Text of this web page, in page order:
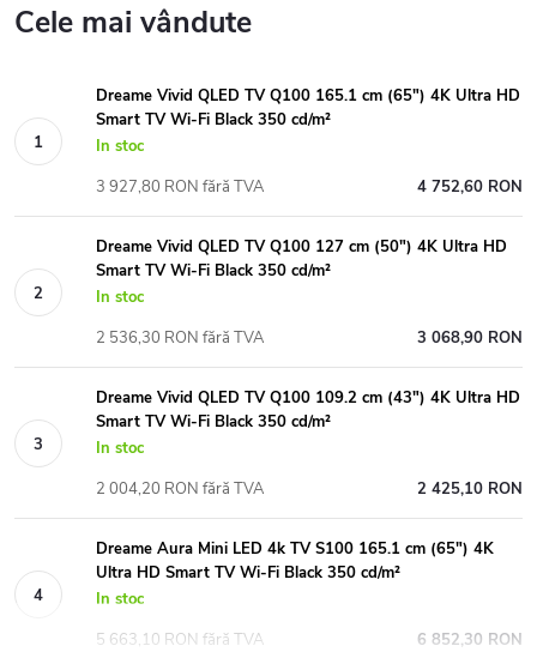
Cele mai vândute
Dreame Vivid QLED TV Q100 165.1 cm (65") 4K Ultra HD
Smart TV Wi-Fi Black 350 cd/m²
In stoc
4 752,60 RON
3 927,80 RON fără TVA
Dreame Vivid QLED TV Q100 127 cm (50") 4K Ultra HD
Smart TV Wi-Fi Black 350 cd/m²
In stoc
3 068,90 RON
2 536,30 RON fără TVA
Dreame Vivid QLED TV Q100 109.2 cm (43") 4K Ultra HD
Smart TV Wi-Fi Black 350 cd/m²
In stoc
2 425,10 RON
2 004,20 RON fără TVA
Dreame Aura Mini LED 4k TV S100 165.1 cm (65") 4K
Ultra HD Smart TV Wi-Fi Black 350 cd/m²
In stoc
6 852,30 RON
5 663,10 RON fără TVA